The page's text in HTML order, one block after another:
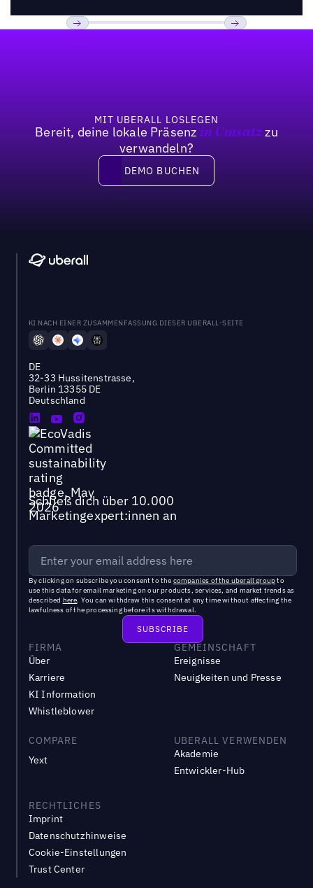
MIT UBERALL LOSLEGEN
Bereit, deine lokale Präsenz in Umsatzzu
verwandeln?
DEMO BUCHEN
DEMO BUCHEN
KI NACH EINER ZUSAMMENFASSUNG DIESER UBERALL-SEITE
DE
32-33 Hussitenstrasse,
Berlin 13355 DE
Deutschland
Schließ dich über 10.000
Marketingexpert:innen an
By clicking on subscribe you consent to the companies of the uberall groupto
use this data for email marketing on our products, services, and market trends as
described here. You can withdraw this consent at any time without affecting the
lawfulness of the processing before its withdrawal.
FIRMA
Über
Karriere
KI Information
Whistleblower
GEMEINSCHAFT
Ereignisse
Neuigkeiten und Presse
COMPARE
Yext
UBERALL VERWENDEN
Akademie
Entwickler-Hub
RECHTLICHES
Imprint
Datenschutzhinweise
Cookie-Einstellungen
Trust Center